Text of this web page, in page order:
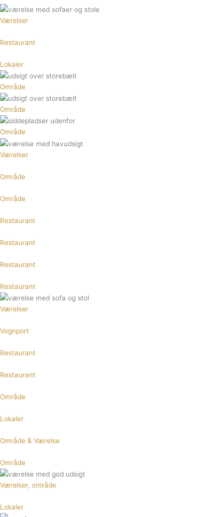
Værelser
Restaurant
Lokaler
Område
Område
Område
Værelser
Område
Område
Restaurant
Restaurant
Restaurant
Restaurant
Værelser
Vognport
Restaurant
Restaurant
Område
Lokaler
Område & Værelse
Område
Værelser, område
Lokaler